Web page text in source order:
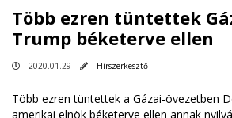
Több ezren tüntettek
Trump béketerve ellen
2020.01.29 Hírszerkesztő
Több ezren tüntettek a Gázai-övezetben
amerikai elnök béketerve ellen annak